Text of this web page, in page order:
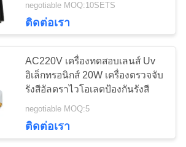
ฉายแผนภูมิ
ติ
negotiable MOQ:10SETS
ติดต่อเรา
AC220V เครื่องทดสอบเลนส์ Uv
อิเล็กทรอนิกส์ 20W เครื่องตรวจจับ
รังสีอัลตราไวโอเลตป้องกันรังสี
negotiable MOQ:5
ติดต่อเรา